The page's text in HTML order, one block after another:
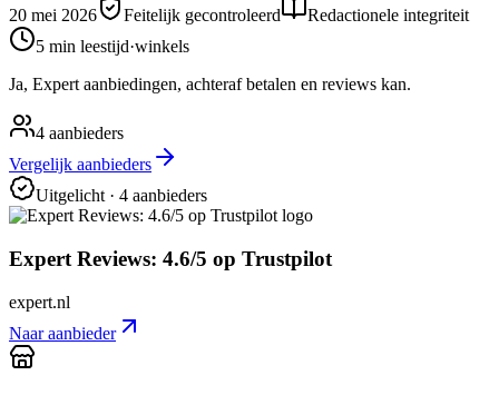
20 mei 2026
Feitelijk gecontroleerd
Redactionele integriteit
5 min leestijd·winkels
Ja, Expert aanbiedingen, achteraf betalen en reviews kan.
4 aanbieders
Vergelijk aanbieders
Uitgelicht· 4 aanbieders
Expert Reviews: 4.6/5 op Trustpilot
expert.nl
Naar aanbieder